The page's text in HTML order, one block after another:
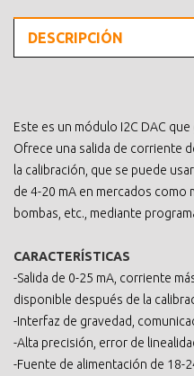
DESCRIPCIÓN
Este es un módulo I2C DAC
Ofrece una salida de corriente
la calibración, que se puede
de 4-20 mA en mercados como
bombas, etc., mediante
CARACTERÍSTICAS
-Salida de 0-25 mA, corriente
disponible después de la
-Interfaz de gravedad,
-Alta precisión, error de
-Fuente de alimentación de 18-